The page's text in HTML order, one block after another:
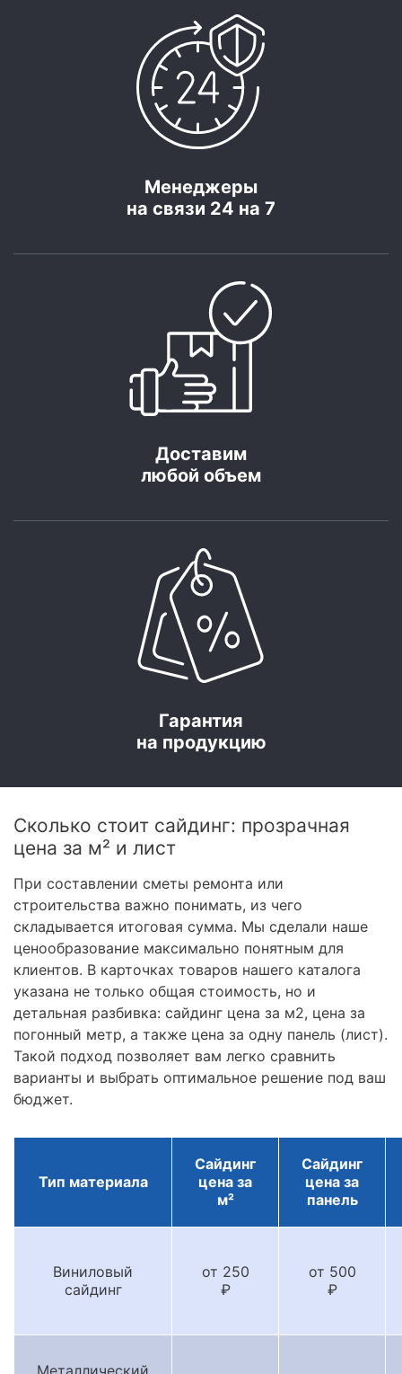
Менеджеры
на связи 24 на 7
Доставим
любой объем
Гарантия
на продукцию
Сколько стоит сайдинг: прозрачная
цена за м² и лист
При составлении сметы ремонта или
строительства важно понимать, из чего
складывается итоговая сумма. Мы сделали наше
ценообразование максимально понятным для
клиентов. В карточках товаров нашего каталога
указана не только общая стоимость, но и
детальная разбивка: сайдинг цена за м2, цена за
погонный метр, а также цена за одну панель (лист).
Такой подход позволяет вам легко сравнить
варианты и выбрать оптимальное решение под ваш
бюджет.
Тип материала
Сайдинг
цена за
м²
Сайдинг
цена за
панель
Виниловый
сайдинг
от 250
₽
от 500
₽
Металлический